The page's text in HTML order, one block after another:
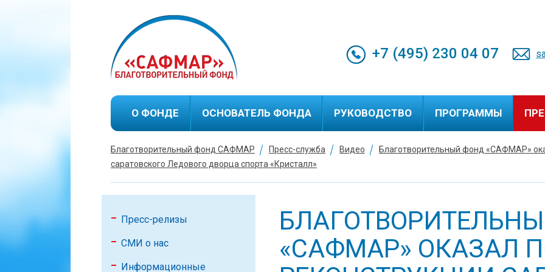
+7 (495) 230 04 07
О ФОНДЕ ОСНОВАТЕЛЬ ФОНДА
Биография М.С.Гуцериева
Благотворительная
деятельность М.С.Гуцериева
РУКОВОДСТВО ПРОГРАММЫ
Благотворительный фонд САФМАР Пресс-служба Видео
Благотворительный фонд «САФМАР»
саратовского Ледового дворца спорта «Кристалл»
Пресс-релизы
СМИ о нас
Информационные
«САФМАР» ОКАЗАЛ